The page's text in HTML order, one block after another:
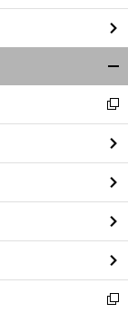
閉
る
新
し
い
ウ
ィ
ン
ド
ウ
で
開
く
新